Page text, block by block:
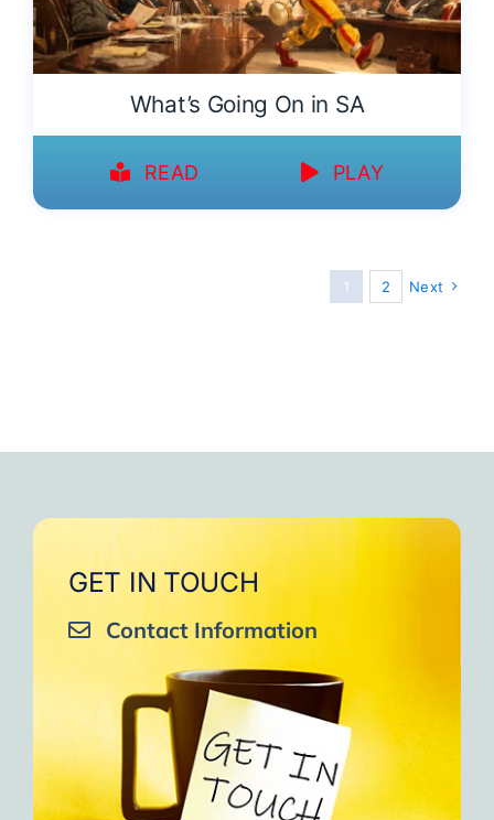
What’s Going On in SA
READ PLAY
1 2 Next
GET IN TOUCH
Contact Information